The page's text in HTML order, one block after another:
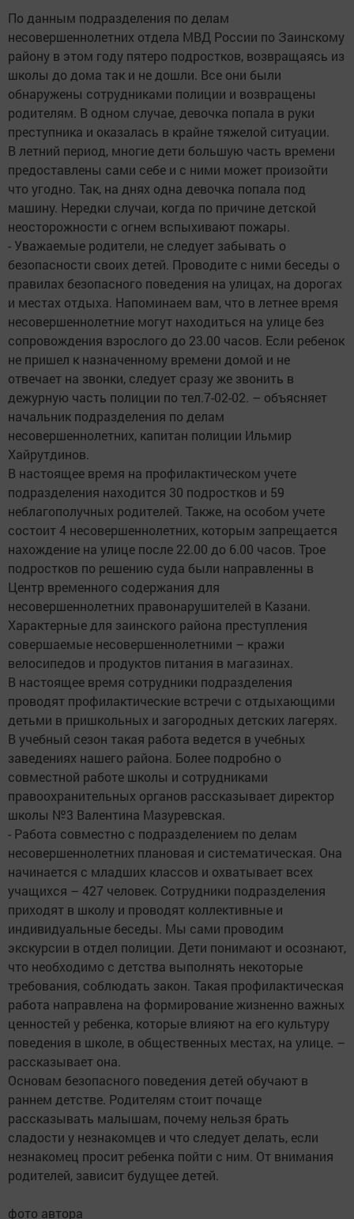
По данным подразделения по делам
несовершеннолетних отдела МВД России по Заинскому
району в этом году пятеро подростков, возвращаясь из
школы до дома так и не дошли. Все они были
обнаружены сотрудниками полиции и возвращены
родителям. В одном случае, девочка попала в руки
преступника и оказалась в крайне тяжелой ситуации.
В летний период, многие дети большую часть времени
предоставлены сами себе и с ними может произойти
что угодно. Так, на днях одна девочка попала под
машину. Нередки случаи, когда по причине детской
неосторожности с огнем вспыхивают пожары.
- Уважаемые родители, не следует забывать о
безопасности своих детей. Проводите с ними беседы о
правилах безопасного поведения на улицах, на дорогах
и местах отдыха. Напоминаем вам, что в летнее время
несовершеннолетние могут находиться на улице без
сопровождения взрослого до 23.00 часов. Если ребенок
не пришел к назначенному времени домой и не
отвечает на звонки, следует сразу же звонить в
дежурную часть полиции по тел.7-02-02. – объясняет
начальник подразделения по делам
несовершеннолетних, капитан полиции Ильмир
Хайрутдинов.
В настоящее время на профилактическом учете
подразделения находится 30 подростков и 59
неблагополучных родителей. Также, на особом учете
состоит 4 несовершеннолетних, которым запрещается
нахождение на улице после 22.00 до 6.00 часов. Трое
подростков по решению суда были направленны в
Центр временного содержания для
несовершеннолетних правонарушителей в Казани.
Характерные для заинского района преступления
совершаемые несовершеннолетними – кражи
велосипедов и продуктов питания в магазинах.
В настоящее время сотрудники подразделения
проводят профилактические встречи с отдыхающими
детьми в пришкольных и загородных детских лагерях.
В учебный сезон такая работа ведется в учебных
заведениях нашего района. Более подробно о
совместной работе школы и сотрудниками
правоохранительных органов рассказывает директор
школы №3 Валентина Мазуревская.
- Работа совместно с подразделением по делам
несовершеннолетних плановая и систематическая. Она
начинается с младших классов и охватывает всех
учащихся – 427 человек. Сотрудники подразделения
приходят в школу и проводят коллективные и
индивидуальные беседы. Мы сами проводим
экскурсии в отдел полиции. Дети понимают и осознают,
что необходимо с детства выполнять некоторые
требования, соблюдать закон. Такая профилактическая
работа направлена на формирование жизненно важных
ценностей у ребенка, которые влияют на его культуру
поведения в школе, в общественных местах, на улице. –
рассказывает она.
Основам безопасного поведения детей обучают в
раннем детстве. Родителям стоит почаще
рассказывать малышам, почему нельзя брать
сладости у незнакомцев и что следует делать, если
незнакомец просит ребенка пойти с ним. От внимания
родителей, зависит будущее детей.
фото автора